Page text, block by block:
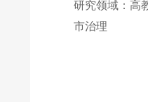
研究领域：高
市治理